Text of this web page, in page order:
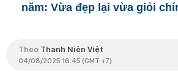
năm: Vừa đẹp lại vừa giỏi
Theo Thanh Niên Việt
04/08/2025 16:45 (GMT +7)